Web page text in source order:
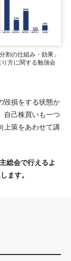
割の仕組み・効果」
方に関する勉強会
毀損をする状態か
自己株買いも一つ
上策をあわせて講
総会で行えるよ
ます。